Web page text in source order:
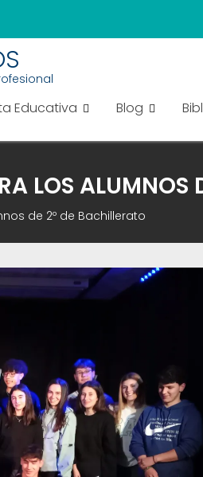
Educativa Blog
LOS ALUMNOS
de 2º de Bachillerato